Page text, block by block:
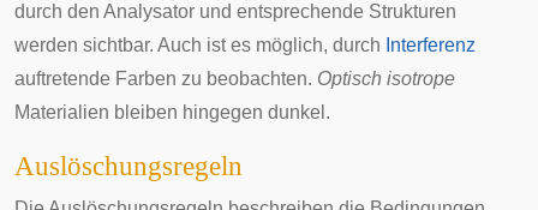
durch den Analysator und entsprechende Strukturen
werden sichtbar. Auch ist es möglich, durch Interferenz
auftretende Farben zu beobachten. Optisch isotrope
Materialien bleiben hingegen dunkel.
Auslöschungsregeln